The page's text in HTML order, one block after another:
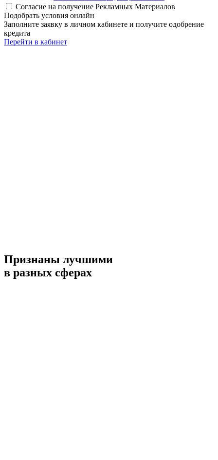
Согласие на получение Рекламных Материалов
Подобрать условия онлайн
Заполните заявку в личном кабинете и получите одобрение
кредита
Перейти в кабинет
Признаны лучшими
в разных сферах